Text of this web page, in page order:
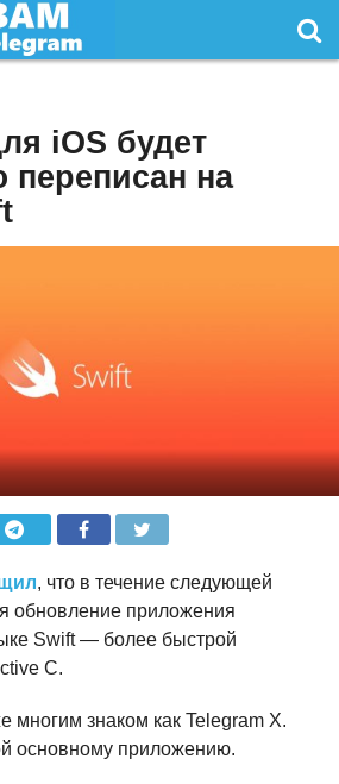
iOS будет
переписан на
, что в течение следующей
обновление приложения
Swift — более быстрой
C.
многим знаком как Telegram X.
основному приложению.